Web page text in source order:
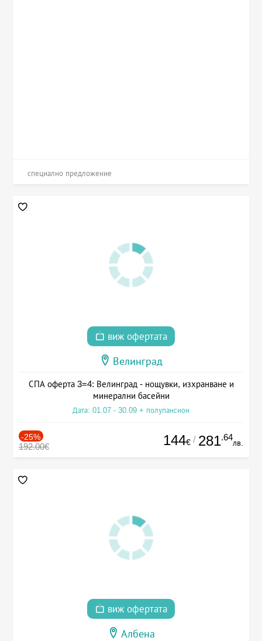
специално предложение
виж офертата
Велинград
СПА оферта 3=4: Велинград - нощувки, изхранване и
минерални басейни
Дата: 01.07 - 30.09 + полупансион
-25%
192.00€ 144€ / 281.64
лв.
виж офертата
Албена